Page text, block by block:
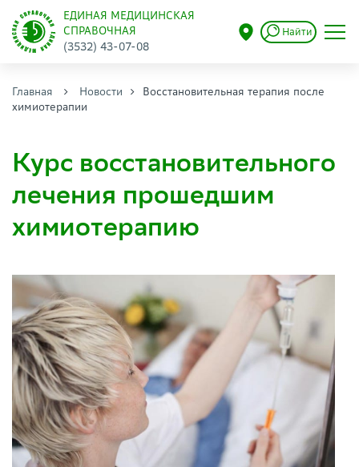
ЕДИНАЯ МЕДИЦИНСКАЯ
СПРАВОЧНАЯ
(3532) 43-07-08
Найти
Главная Новости
Восстановительная терапия после
химиотерапии
Курс восстановительного
лечения прошедшим
химиотерапию